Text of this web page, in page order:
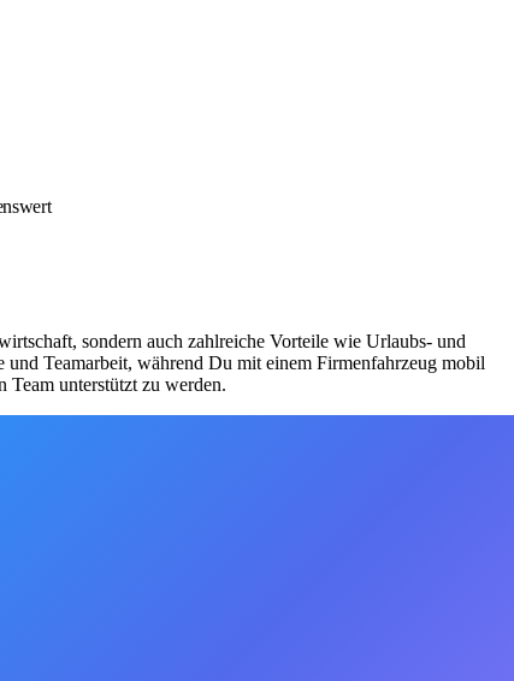
sondern auch zahlreiche Vorteile wie Urlaubs- und
Teamarbeit, während Du mit einem Firmenfahrzeug mobil
unterstützt zu werden.